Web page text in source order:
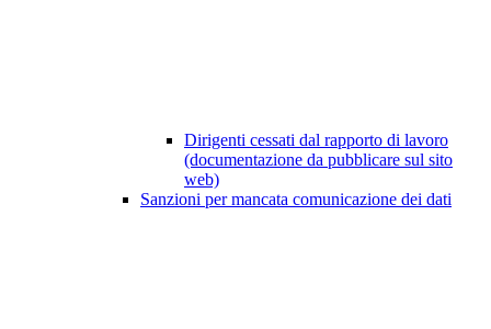
Dirigenti cessati dal rapporto di lavoro
(documentazione da pubblicare sul sito
web)
Sanzioni per mancata comunicazione dei dati